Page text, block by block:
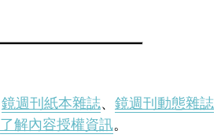
鏡週刊紙本雜誌、 鏡週刊動態雜誌
了解內容授權資訊。